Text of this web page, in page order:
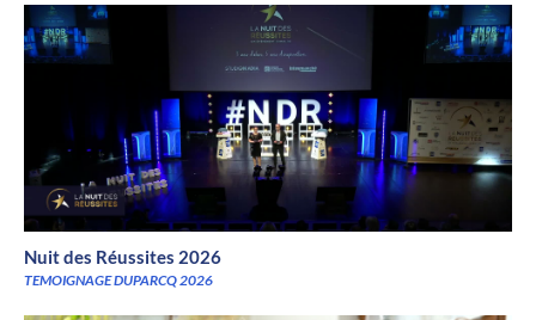
Nuit des Réussites 2026
TEMOIGNAGE DUPARCQ 2026